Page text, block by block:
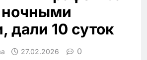
ночными
дали 10 суток
27.02.2026 0